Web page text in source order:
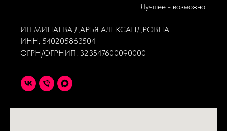
Лучшее - возможно!
ИП МИНАЕВА ДАРЬЯ АЛЕКСАНДРОВНА
ИНН: 540205863504
ОГРН/ОГРНИП: 323547600090000